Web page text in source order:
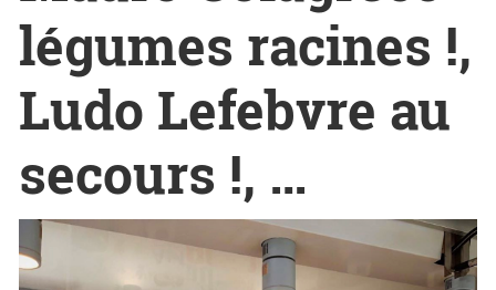
légumes racines !,
Ludo Lefebvre au
secours !, …